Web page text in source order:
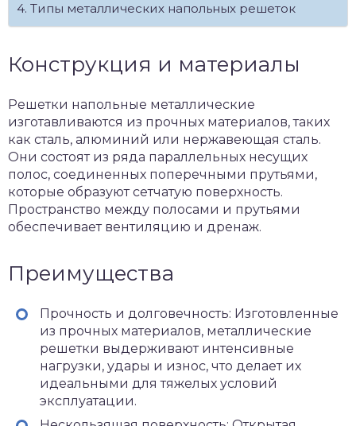
Типы металлических напольных решеток
Конструкция и материалы
Решетки напольные металлические
изготавливаются из прочных материалов, таких
как сталь, алюминий или нержавеющая сталь.
Они состоят из ряда параллельных несущих
полос, соединенных поперечными прутьями,
которые образуют сетчатую поверхность.
Пространство между полосами и прутьями
обеспечивает вентиляцию и дренаж.
Преимущества
Прочность и долговечность: Изготовленные
из прочных материалов, металлические
решетки выдерживают интенсивные
нагрузки, удары и износ, что делает их
идеальными для тяжелых условий
эксплуатации.